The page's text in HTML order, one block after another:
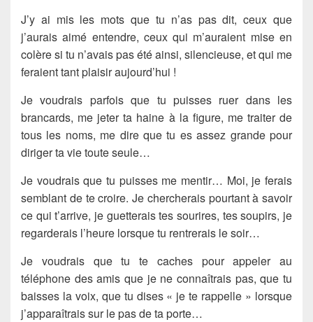
J’y ai mis les mots que tu n’as pas dit, ceux que
j’aurais aimé entendre, ceux qui m’auraient mise en
colère si tu n’avais pas été ainsi, silencieuse, et qui me
feraient tant plaisir aujourd’hui !
Je voudrais parfois que tu puisses ruer dans les
brancards, me jeter ta haine à la figure, me traiter de
tous les noms, me dire que tu es assez grande pour
diriger ta vie toute seule…
Je voudrais que tu puisses me mentir… Moi, je ferais
semblant de te croire. Je chercherais pourtant à savoir
ce qui t’arrive, je guetterais tes sourires, tes soupirs, je
regarderais l’heure lorsque tu rentrerais le soir…
Je voudrais que tu te caches pour appeler au
téléphone des amis que je ne connaîtrais pas, que tu
baisses la voix, que tu dises « je te rappelle » lorsque
j’apparaîtrais sur le pas de ta porte…